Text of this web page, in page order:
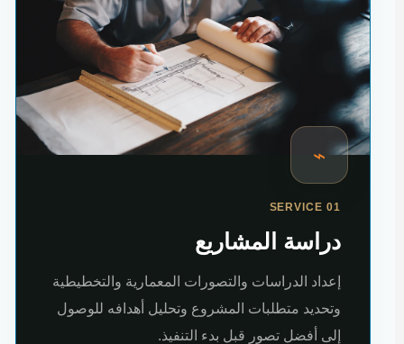
⌁
SERVICE 01
دراسة المشاريع
إعداد الدراسات والتصورات المعمارية والتخطيطية
وتحديد متطلبات المشروع وتحليل أهدافه للوصول
إلى أفضل تصور قبل بدء التنفيذ.